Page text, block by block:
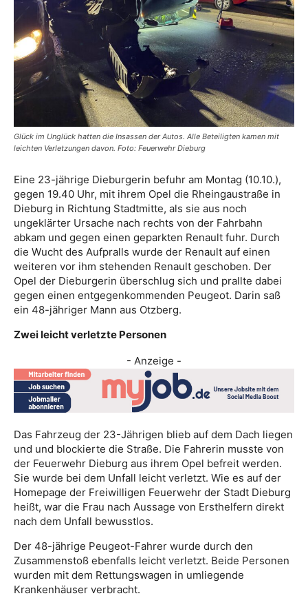
Glück im Unglück hatten die Insassen der Autos. Alle Beteiligten kamen mit
leichten Verletzungen davon. Foto: Feuerwehr Dieburg
Eine 23-jährige Dieburgerin befuhr am Montag (10.10.),
gegen 19.40 Uhr, mit ihrem Opel die Rheingaustraße in
Dieburg in Richtung Stadtmitte, als sie aus noch
ungeklärter Ursache nach rechts von der Fahrbahn
abkam und gegen einen geparkten Renault fuhr. Durch
die Wucht des Aufpralls wurde der Renault auf einen
weiteren vor ihm stehenden Renault geschoben. Der
Opel der Dieburgerin überschlug sich und prallte dabei
gegen einen entgegenkommenden Peugeot. Darin saß
ein 48-jähriger Mann aus Otzberg.
Zwei leicht verletzte Personen
- Anzeige -
Das Fahrzeug der 23-Jährigen blieb auf dem Dach liegen
und und blockierte die Straße. Die Fahrerin musste von
der Feuerwehr Dieburg aus ihrem Opel befreit werden.
Sie wurde bei dem Unfall leicht verletzt. Wie es auf der
Homepage der Freiwilligen Feuerwehr der Stadt Dieburg
heißt, war die Frau nach Aussage von Ersthelfern direkt
nach dem Unfall bewusstlos.
Der 48-jährige Peugeot-Fahrer wurde durch den
Zusammenstoß ebenfalls leicht verletzt. Beide Personen
wurden mit dem Rettungswagen in umliegende
Krankenhäuser verbracht.